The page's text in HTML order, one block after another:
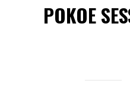
POKOE